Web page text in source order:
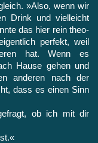
»Also, wenn wir
Drink und vielleicht
das hier rein theo­
perfekt, weil
hat. Wenn es
Hause gehen und
anderen nach der
dass es einen Sinn
ob ich mit dir